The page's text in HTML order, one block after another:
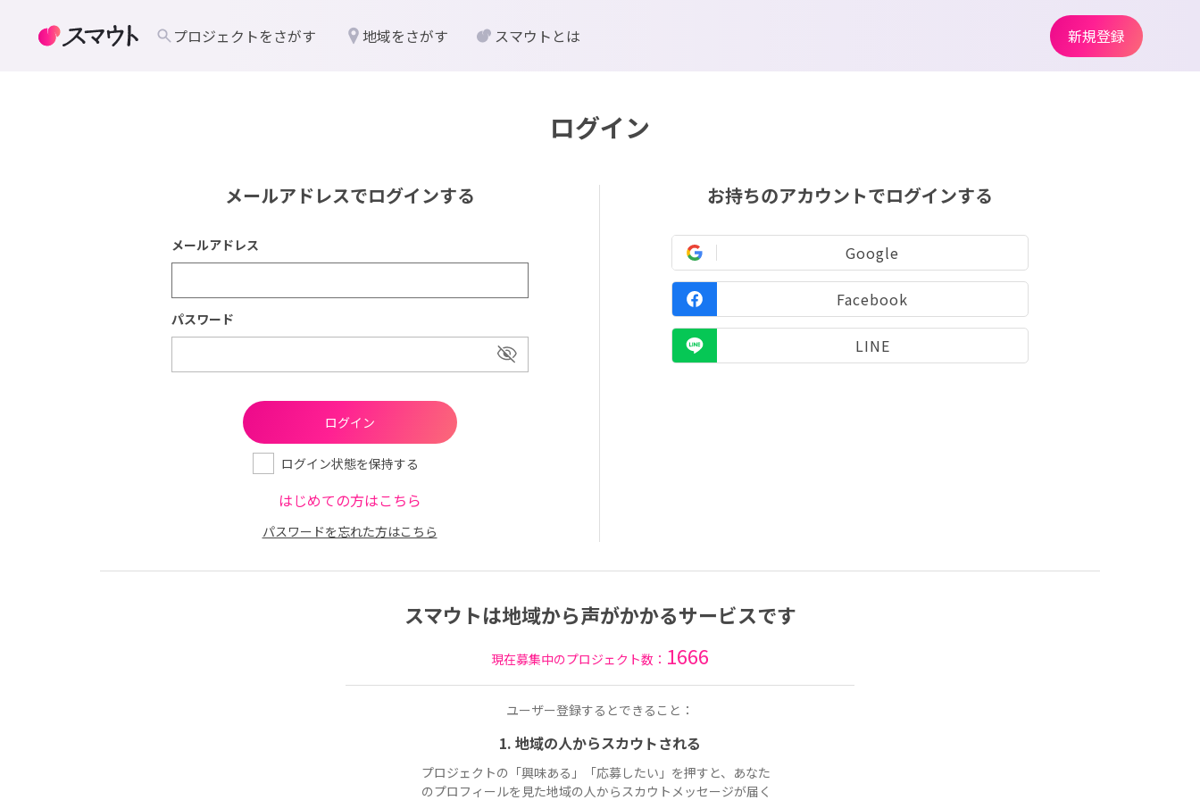
ログイン
メールアドレスでログインする
メールアドレス
パスワード
ログイン状態を保持する
はじめての方はこちら
パスワードを忘れた方はこちら
お持ちのアカウントでログインする
Google
Facebook
LINE
スマウトは地域から声がかかるサービスです
現在募集中のプロジェクト数： 1666
ユーザー登録するとできること：
1. 地域の人からスカウトされる
プロジェクトの「興味ある」「応募したい」を押すと、あなた
のプロフィールを見た地域の人からスカウトメッセージが届く
プロジェクトをさがす 地域をさがす スマウトとは 新規登録